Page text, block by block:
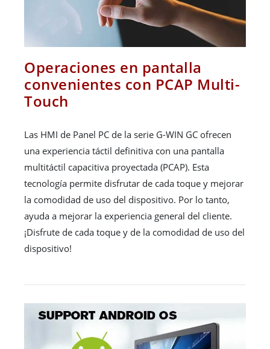
Operaciones en pantalla
convenientes con PCAP Multi-
Touch
Las HMI de Panel PC de la serie G-WIN GC ofrecen
una experiencia táctil definitiva con una pantalla
multitáctil capacitiva proyectada (PCAP). Esta
tecnología permite disfrutar de cada toque y mejorar
la comodidad de uso del dispositivo. Por lo tanto,
ayuda a mejorar la experiencia general del cliente.
¡Disfrute de cada toque y de la comodidad de uso del
dispositivo!